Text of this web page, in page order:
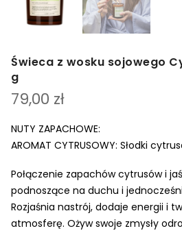
Świeca z wosku sojowego
g
79,00 zł
NUTY ZAPACHOWE:
AROMAT CYTRUSOWY: Słodki
Połączenie zapachów cytrusów i
podnoszące na duchu i
Rozjaśnia nastrój, dodaje energii i
atmosferę. Ożyw swoje zmysły